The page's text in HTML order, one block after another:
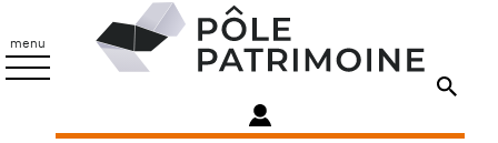
contenu
principal
menu
Patrimoine